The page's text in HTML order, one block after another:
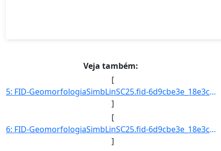
Veja também:
[
5: FID-GeomorfologiaSimbLinSC25.fid-6d9cbe3e_18e3cb6078c_-6beb-Folha-SC25-Codigo_Grupo_Genese-4-Nome_Gr]
]
[
6: FID-GeomorfologiaSimbLinSC25.fid-6d9cbe3e_18e3cb6078c_-6bea-Folha-SC25-Codigo_Grupo_Genese-4-Nome_Gr]
]